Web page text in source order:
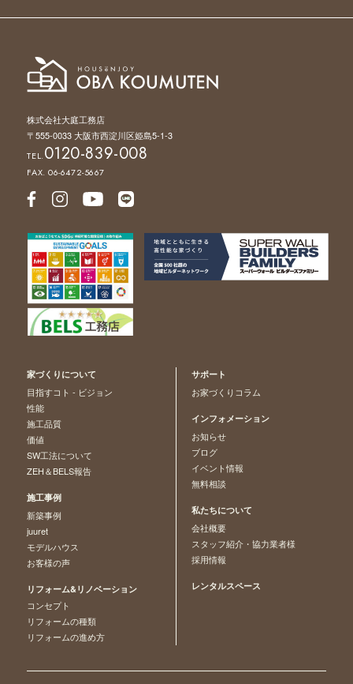
株式会社大庭工務店
〒555-0033 大阪市西淀川区姫島5-1-3
TEL.0120-839-008
FAX. 06-6472-5667
家づくりについて
目指すコト - ビジョン
性能
施工品質
価値
SW工法について
ZEH＆BELS報告
施工事例
新築事例
juuret
モデルハウス
お客様の声
リフォーム&リノベーション
コンセプト
リフォームの種類
リフォームの進め方
サポート
お家づくりコラム
インフォメーション
お知らせ
ブログ
イベント情報
無料相談
私たちについて
会社概要
スタッフ紹介・協力業者様
採用情報
レンタルスペース